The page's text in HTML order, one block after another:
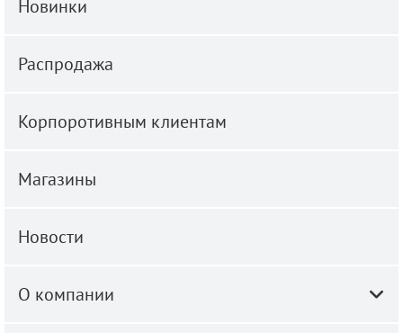
Новинки
Распродажа
Корпоротивным клиентам
Магазины
Новости
О компании